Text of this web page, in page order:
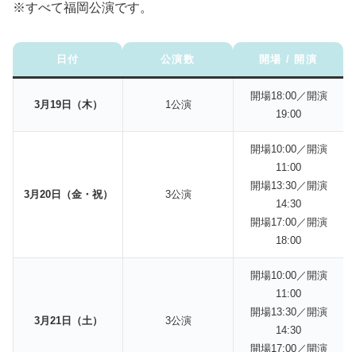
※すべて福岡公演です。
日付 公演数 開場 / 開演
3月19日（木） 1公演
開場18:00／開演
19:00
3月20日（金・祝） 3公演
開場10:00／開演
11:00
開場13:30／開演
14:30
開場17:00／開演
18:00
3月21日（土） 3公演
開場10:00／開演
11:00
開場13:30／開演
14:30
開場17:00／開演